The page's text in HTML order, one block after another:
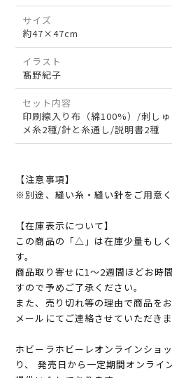
サイズ
約47×47cm
イラスト
髙野紀子
セット内容
印刷線入り布（綿100%）/刺し
メ糸2種/針と糸通し/説明書2種
【注意事項】
※別途、縫い糸・縫い針をご用意く
【在庫表示について】
この商品の「△」は在庫少量もし
す。
商品取り寄せに1～2週間ほどお時
すので予めご了承ください。
また、売り切れ等の理由で商品を
メールにてご連絡させていただきま
ホビーラホビーレオンラインショ
り、 発売日から一定期間オンライ